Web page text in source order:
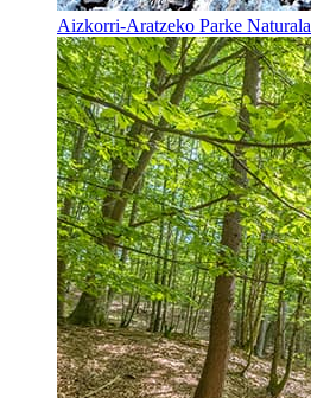
Aizkorri-Aratzeko Parke Naturala